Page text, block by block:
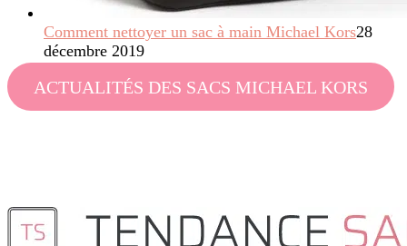
Comment nettoyer un sac à main Michael Kors28
décembre 2019
ACTUALITÉS DES SACS MICHAEL KORS